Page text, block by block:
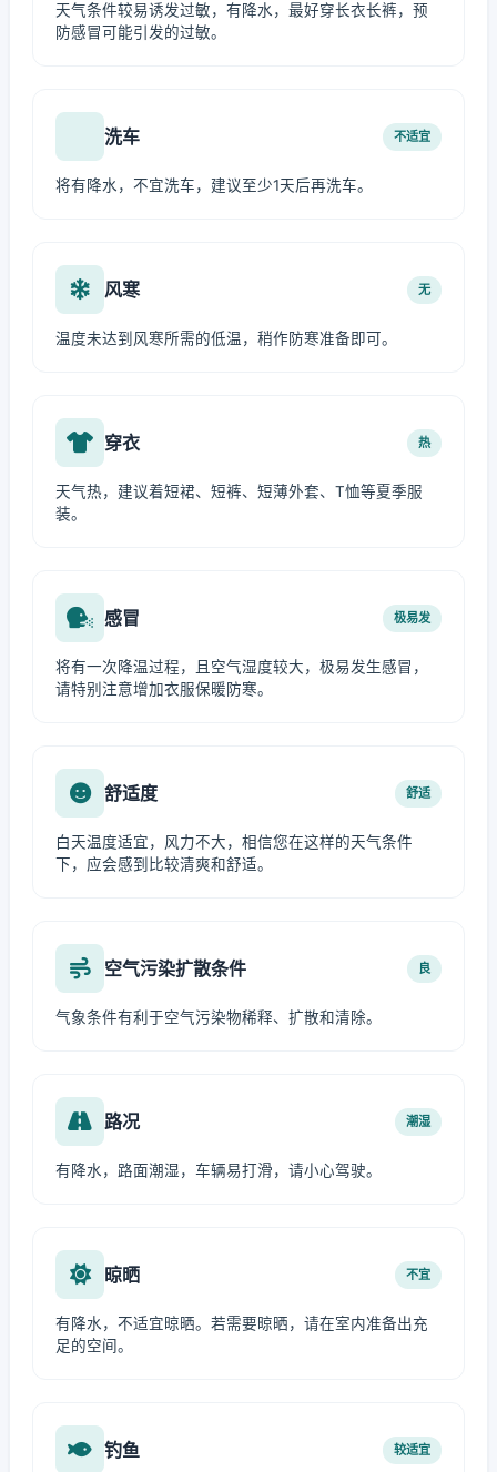
天气条件较易诱发过敏，有降水，最好穿长衣长裤，预
防感冒可能引发的过敏。
洗车 不适宜
将有降水，不宜洗车，建议至少1天后再洗车。
风寒 无
温度未达到风寒所需的低温，稍作防寒准备即可。
穿衣 热
天气热，建议着短裙、短裤、短薄外套、T恤等夏季服
装。
感冒 极易发
将有一次降温过程，且空气湿度较大，极易发生感冒，
请特别注意增加衣服保暖防寒。
舒适度 舒适
白天温度适宜，风力不大，相信您在这样的天气条件
下，应会感到比较清爽和舒适。
空气污染扩散条件 良
气象条件有利于空气污染物稀释、扩散和清除。
路况 潮湿
有降水，路面潮湿，车辆易打滑，请小心驾驶。
晾晒 不宜
有降水，不适宜晾晒。若需要晾晒，请在室内准备出充
足的空间。
钓鱼 较适宜